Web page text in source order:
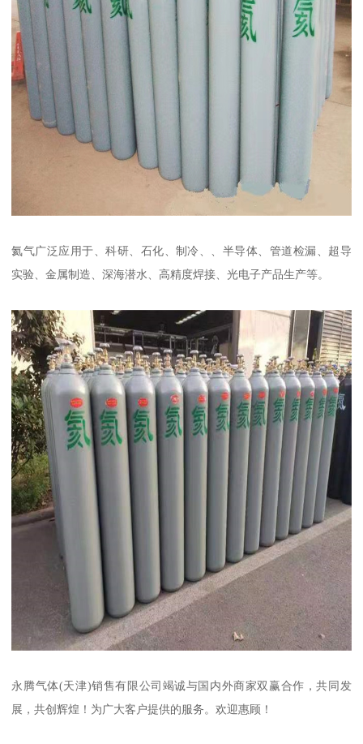
氦气广泛应用于、科研、石化、制冷、、半导体、管道检漏、超导
实验、金属制造、深海潜水、高精度焊接、光电子产品生产等。
永腾气体(天津)销售有限公司竭诚与国内外商家双赢合作，共同发
展，共创辉煌！为广大客户提供的服务。欢迎惠顾！